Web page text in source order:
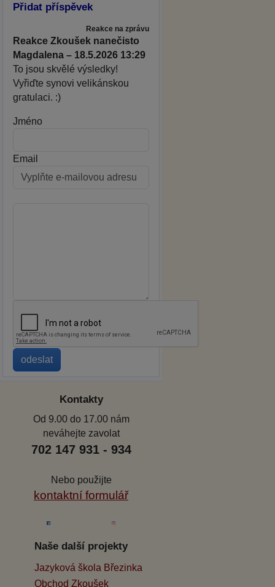
Přidat příspěvek
Reakce na zprávu
Reakce Zkoušek nanečisto
Magdalena – 18.5.2026 13:29
To jsou skvělé výsledky!
Vyřiďte synovi velikánskou
gratulaci. :)
Jméno
Email
Kontakty
Od 9.00 do 17.00 nám
neváhejte zavolat
702 147 931 - 934
Nebo použijte
kontaktní formulář
Naše další projekty
Jazyková škola Březinka
Obchod Zkoušek